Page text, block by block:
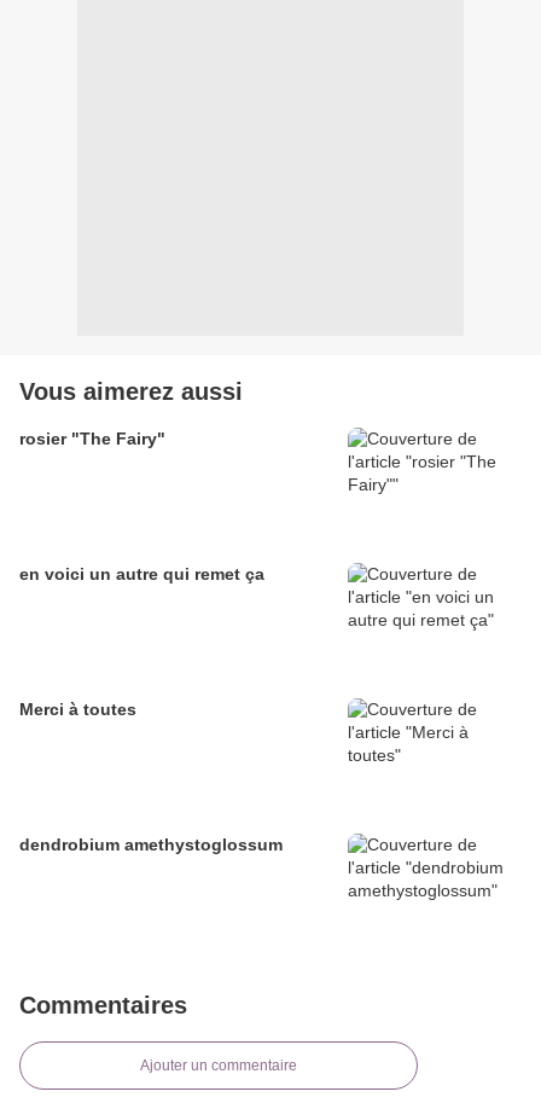
Vous aimerez aussi
rosier "The Fairy"
en voici un autre qui remet ça
Merci à toutes
dendrobium amethystoglossum
Commentaires
Ajouter un commentaire